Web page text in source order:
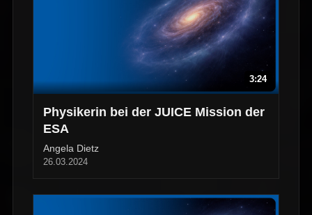
3:24
Physikerin bei der JUICE Mission der
ESA
Angela Dietz
26.03.2024